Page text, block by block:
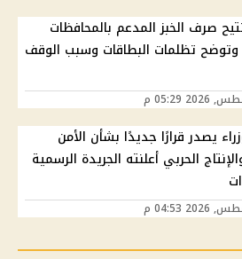
صرف الخبز المدعم بالمحافظات
وتوضح تظلمات البطاقات وسبب الوقف
يصدر قرارًا جديدًا بشأن الأمن
الحربي أعلنته الجريدة الرسمية